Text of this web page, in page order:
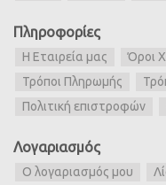
Πληροφορίες
Η Εταιρεία μας Όροι
Τρόποι Πληρωμής
Πολιτική επιστροφών
Λογαριασμός
Ο λογαριασμός μου